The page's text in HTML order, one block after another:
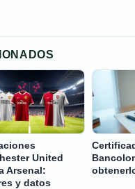
United
Arsenal:
y datos